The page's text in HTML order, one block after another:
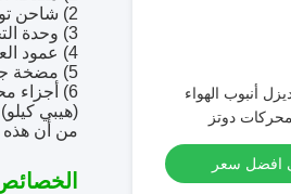
أنبوب الهواء
افضل سعر
2) شاحن توربو
3) وحدة التحكم الإلكترونية ECM/ECU، حزام الأسلاك؛
4) عمود العدادات، العمود المتحرك، رأس الأسطوانة، كتلة الأسطوانة، مجموعة المكبسات، أجهزة الاستشعار، أغطية الإصلاح؛
5) مضخة جرعة اليوريا، مستشعر NOX؛
6) أجزاء محرك أخرى لبناء المحرك بأكمله.
(هيبي
من أن هذه